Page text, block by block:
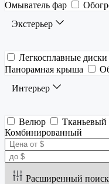
Омыватель фар
Экстерьер
Легкосплавные диски
Панорамная крыша
Интерьер
Велюр Тканьевый
Комбинированный
Расширенный поиск